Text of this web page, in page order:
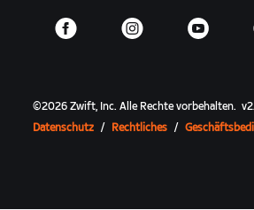
©2026 Zwift, Inc.Alle Rechte vorbehalten. v
Datenschutz / Rechtliches /